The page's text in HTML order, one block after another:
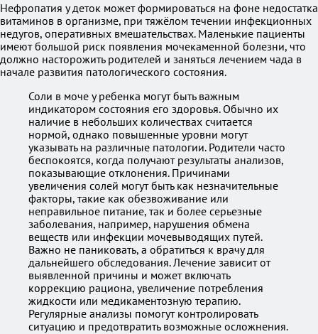
Нефропатия у деток может формироваться на фоне недостатка
витаминов в организме, при тяжёлом течении инфекционных
недугов, оперативных вмешательствах. Маленькие пациенты
имеют большой риск появления мочекаменной болезни, что
должно насторожить родителей и заняться лечением чада в
начале развития патологического состояния.
Соли в моче у ребенка могут быть важным
индикатором состояния его здоровья. Обычно их
наличие в небольших количествах считается
нормой, однако повышенные уровни могут
указывать на различные патологии. Родители часто
беспокоятся, когда получают результаты анализов,
показывающие отклонения. Причинами
увеличения солей могут быть как незначительные
факторы, такие как обезвоживание или
неправильное питание, так и более серьезные
заболевания, например, нарушения обмена
веществ или инфекции мочевыводящих путей.
Важно не паниковать, а обратиться к врачу для
дальнейшего обследования. Лечение зависит от
выявленной причины и может включать
коррекцию рациона, увеличение потребления
жидкости или медикаментозную терапию.
Регулярные анализы помогут контролировать
ситуацию и предотвратить возможные осложнения.